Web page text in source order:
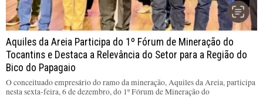
Aquiles da Areia Participa do 1º Fórum de Mineração do
Tocantins e Destaca a Relevância do Setor para a Região do
Bico do Papagaio
O conceituado empresário do ramo da mineração, Aquiles da Areia, participa
nesta sexta-feira, 6 de dezembro, do 1º Fórum de Mineração do